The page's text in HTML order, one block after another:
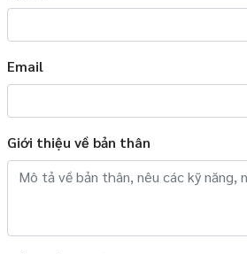
Email
Giới thiệu về bản thân